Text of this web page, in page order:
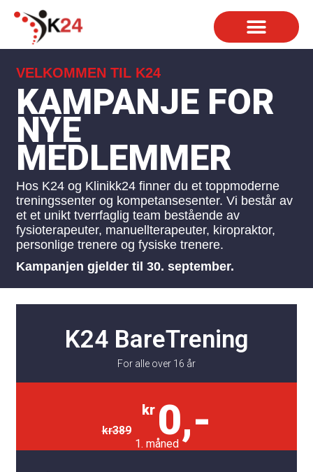
VELKOMMEN TIL K24
KAMPANJE FOR
NYE
MEDLEMMER
Hos K24 og Klinikk24 finner du et toppmoderne
treningssenter og kompetansesenter. Vi består av
et et unikt tverrfaglig team bestående av
fysioterapeuter, manuellterapeuter, kiropraktor,
personlige trenere og fysiske trenere.
Kampanjen gjelder til 30. september.
K24 BareTrening
For alle over 16 år
kr389
kr 0,-
1. måned